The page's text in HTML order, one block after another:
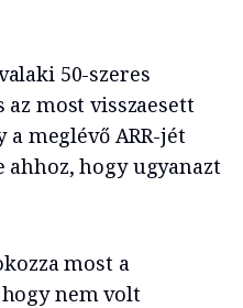
50-szeres
az most visszaesett
meglévő ARR-jét
hogy ugyanazt
most a
nem volt